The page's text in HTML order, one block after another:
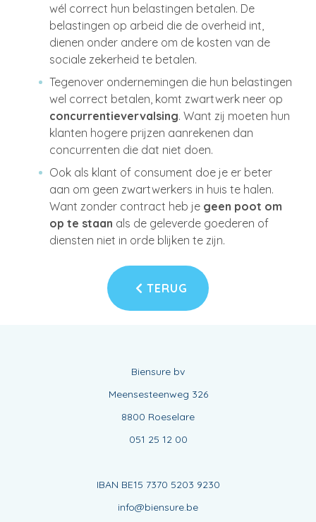
wél correct hun belastingen betalen. De
belastingen op arbeid die de overheid int,
dienen onder andere om de kosten van de
sociale zekerheid te betalen.
Tegenover ondernemingen die hun belastingen
wel correct betalen, komt zwartwerk neer op
concurrentievervalsing. Want zij moeten hun
klanten hogere prijzen aanrekenen dan
concurrenten die dat niet doen.
Ook als klant of consument doe je er beter
aan om geen zwartwerkers in huis te halen.
Want zonder contract heb je geen poot om
op te staan als de geleverde goederen of
diensten niet in orde blijken te zijn.
TERUG
Biensure bv
Meensesteenweg 326
8800 Roeselare
051 25 12 00
IBAN BE15 7370 5203 9230
info@biensure.be